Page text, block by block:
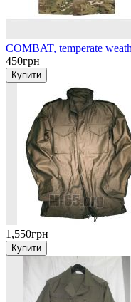
COMBAT, temperate
450грн
1,550грн